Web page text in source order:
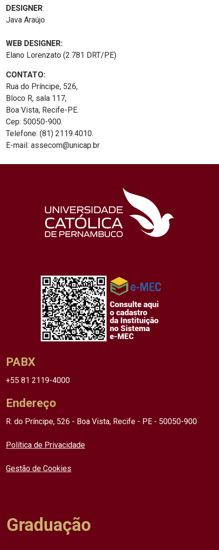
DESIGNER:
Java Araújo
WEB DESIGNER:
Elano Lorenzato (2.781 DRT/PE)
CONTATO:
Rua do Príncipe, 526,
Bloco R, sala 117,
Boa Vista, Recife-PE.
Cep: 50050-900.
Telefone: (81) 2119.4010.
E-mail: assecom@unicap.br
PABX
+55 81 2119-4000
Endereço
R. do Príncipe, 526 - Boa Vista, Recife - PE - 50050-900
Política de Privacidade
Gestão de Cookies
Graduação